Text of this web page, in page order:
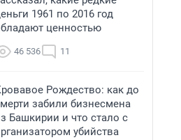
1961 по 2016 год
ценностью
46 536 11
Рождество: как до
забили бизнесмена
Башкирии и что стало с
убийства